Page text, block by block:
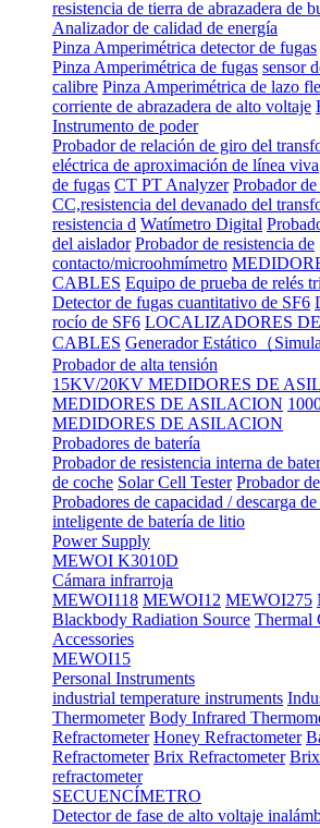
resistencia de tierra de abrazadera de
Analizador de calidad de energía
Pinza Amperimétrica detector de fugas
Pinza Amperimétrica de fugas sensor
calibre Pinza Amperimétrica de lazo
corriente de abrazadera de alto voltaje
Instrumento de poder
Probador de relación de giro del
eléctrica de aproximación de línea viva
de fugas CT PT Analyzer Probador de
CC,resistencia del devanado del
resistencia d Watímetro Digital
del aislador Probador de resistencia de
contacto/microohmímetro
CABLES Equipo de prueba de relés
Detector de fugas cuantitativo de SF6
rocío de SF6 LOCALIZADORES
CABLES Generador Estático（
Probador de alta tensión
15KV/20KV MEDIDORES DE
MEDIDORES DE ASILACION
MEDIDORES DE ASILACION
Probadores de batería
Probador de resistencia interna de
de coche Solar Cell Tester Probador
Probadores de capacidad / descarga
inteligente de batería de litio
Power Supply
MEWOI K3010D
Cámara infrarroja
MEWOI118 MEWOI12 MEWOI275
Blackbody Radiation Source Thermal
Accessories
MEWOI15
Personal Instruments
industrial temperature instruments
Thermometer Body Infrared
Refractometer Honey Refractometer
Refractometer Brix Refractometer
refractometer
SECUENCÍMETRO
Detector de fase de alto voltaje